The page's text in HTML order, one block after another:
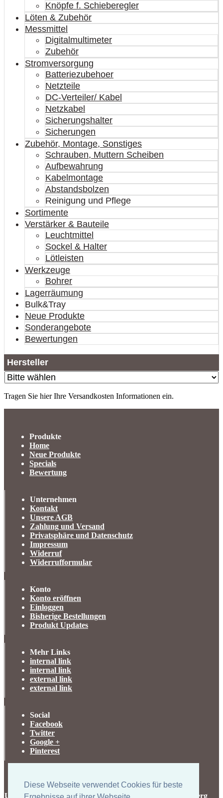
Diese Webseite verwendet Cookies für beste
Knöpfe f. Schieberegler
Löten & Zubehör
Messmittel
Digitalmultimeter
Zubehör
Stromversorgung
Batteriezubehoer
Netzteile
DC-Verteiler/ Kabel
Netzkabel
Sicherungshalter
Sicherungen
Zubehör, Montage, Sonstiges
Schrauben, Muttern Scheiben
Aufbewahrung
Kabelmontage
Abstandsbolzen
Reinigung und Pflege
Sortimente
Verstärker & Bauteile
Leuchtmittel
Sockel & Halter
Lötleisten
Werkzeuge
Bohrer
Lagerräumung
Bulk&Tray
Neue Produkte
Sonderangebote
Bewertungen
Hersteller
Tragen Sie hier Ihre Versandkosten Informationen ein.
Produkte
Home
Neue Produkte
Specials
Bewertung
Unternehmen
Kontakt
Unsere AGB
Zahlung und Versand
Privatsphäre und Datenschutz
Impressum
Widerruf
Widerrufformular
Konto
Konto eröffnen
Einloggen
Bisherige Bestellungen
Produkt Updates
Mehr Links
internal link
internal link
external link
external link
Social
Facebook
Twitter
Google +
Pinterest
UK-electronic Jonas Lauer Ringstrasse 8 66894 Krähenberg